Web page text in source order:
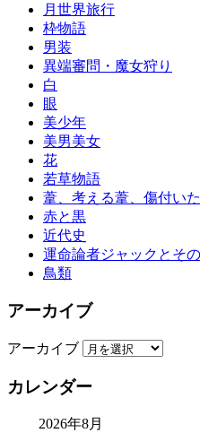
月世界旅行
枠物語
男装
異端審問・魔女狩り
白
眼
美少年
美男美女
花
若草物語
葦、考える葦、傷付い
赤と黒
近代史
運命論者ジャックとそ
鳥類
アーカイブ
アーカイブ
カレンダー
2026年8月